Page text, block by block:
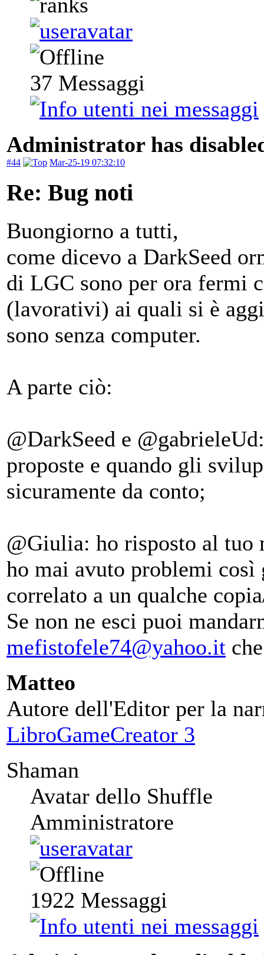
37 Messaggi
Administrator has
#44 Mar-25-19 07:32:10
Re: Bug noti
Buongiorno a tutti,
come dicevo a DarkSeed
di LGC sono per ora fermi
(lavorativi) ai quali si è
sono senza computer.
A parte ciò:
@DarkSeed e
proposte e quando gli
sicuramente da conto;
@Giulia: ho risposto al tuo
ho mai avuto problemi così
correlato a un qualche
Se non ne esci puoi
mefistofele74@yahoo.it
Matteo
Autore dell'Editor per la
LibroGameCreator 3
Shaman
Avatar dello Shuffle
Amministratore
1922 Messaggi